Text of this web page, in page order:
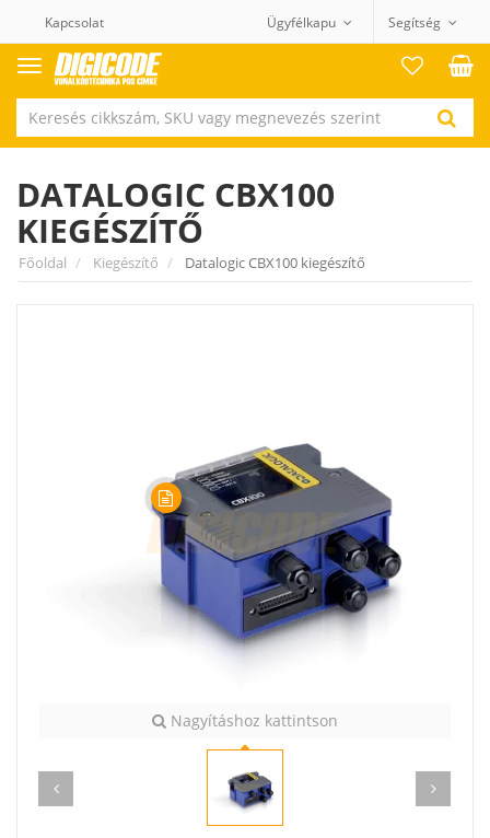
Kapcsolat Ügyfélkapu Segítség
Termék
kategóriák
DATALOGIC CBX100
KIEGÉSZÍTŐ
Főoldal Kiegészítő Datalogic CBX100 kiegészítő
Nagyításhoz kattintson